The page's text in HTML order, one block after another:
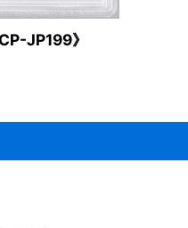
JP199》